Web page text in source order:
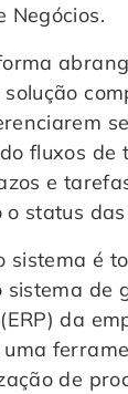
Negócios.
fluxos de
e
o status
sistema é
sistema de
da
de